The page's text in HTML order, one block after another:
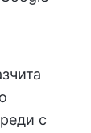
с